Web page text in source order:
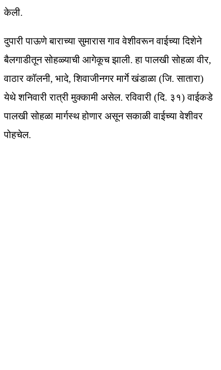
केली.
दुपारी पाऊणे बाराच्या सुमारास गाव वेशीवरून वाईच्या दिशेने
बैलगाडीतून सोहळ्याची आगेकूच झाली. हा पालखी सोहळा वीर,
वाठार कॉलनी, भादे, शिवाजीनगर मार्गे खंडाळा (जि. सातारा)
येथे शनिवारी रात्री मुक्कामी असेल. रविवारी (दि. ३१) वाईकडे
पालखी सोहळा मार्गस्थ होणार असून सकाळी वाईच्या वेशीवर
पोहचेल.